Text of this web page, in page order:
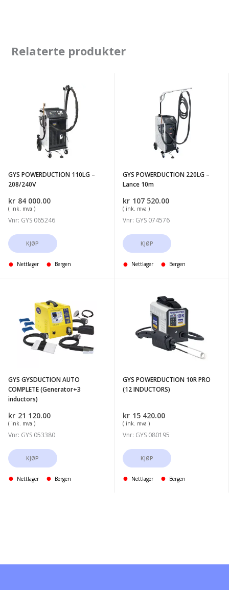
Relaterte produkter
POWERDUCTION
208/240V
GYS POWERDUCTION 110LG –
208/240V
kr 84 000.00
( ink. mva )
Vnr: GYS 065246
KJØP
Nettlager Bergen
POWERDUCTION
GYS POWERDUCTION 220LG –
Lance 10m
kr 107 520.00
( ink. mva )
Vnr: GYS 074576
KJØP
Nettlager Bergen
GYSDUCTION
AUTO
COMPLETE
(Generator+3
GYS GYSDUCTION AUTO
COMPLETE (Generator+3
inductors)
kr 21 120.00
( ink. mva )
Vnr: GYS 053380
KJØP
Nettlager Bergen
POWERDUCTION
PRO
GYS POWERDUCTION 10R PRO
(12 INDUCTORS)
kr 15 420.00
( ink. mva )
Vnr: GYS 080195
KJØP
Nettlager Bergen